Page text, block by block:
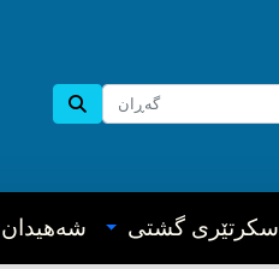
سکرتێری گشتی شه‌هیدان